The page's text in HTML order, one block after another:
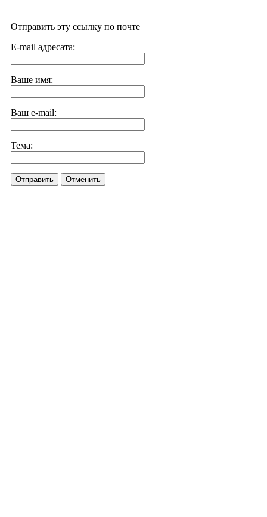
Отправить эту ссылку по почте
E-mail адресата:
Ваше имя:
Ваш e-mail:
Тема:
Отправить Отменить